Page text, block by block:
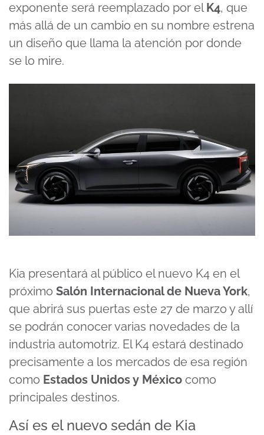
exponente será reemplazado por elK4, que
más allá de un cambio en su nombre estrena
un diseño que llama la atención por donde
se lo mire.
Kia presentará al público el nuevo K4 en el
próximo Salón Internacional de Nueva York,
que abrirá sus puertas este 27 de marzo y allí
se podrán conocer varias novedades de la
industria automotriz. El K4 estará destinado
precisamente a los mercados de esa región
como Estados Unidos y México como
principales destinos.
Así es el nuevo sedán de Kia